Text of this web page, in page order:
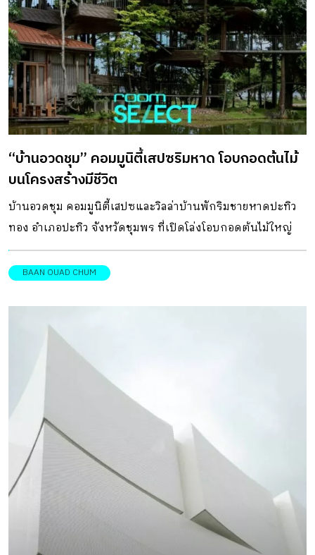
หน้าโครงการช่วยปิดกั้นเสียงรบกวนจากภายนอก เปลี่ยนพื้นที่
ภายในให้กลายเป็นโอเอซิสที่เงียบสงบ เมื่อเข้ามาภายในจะรู้สึก
ถึงการเปลี่ยนผ่านจากความวุ่นวายภายนอกสู่ความสงบด้วยการ
เดินผ่านอุโมงค์ที่ยืดระยะทางเดินตามระยะกำแพงให้ยาวที่สุด
เท่าที่จะทำได้ จากผลของการใช้กำแพงและอุโมงค์คอนกรีต ได้
ช่วยให้ให้พื้นที่ภายในโครงการกลายเป็นเหมือนโอเอซิสตัดขาด
จากเสียงรบกวนทั้งหลาย สร้างความเป็นส่วนตัวได้เกือบร้อย
เปอร์เซ็นต์ ยืดหยุ่นเข้ากับสภาพอากาศและบริบทพื้นที่ ตัว
อาคารรูปทรงโค้งโอบล้อมต้นไม้เดิมในบางช่วง ได้รับการวาง
ผังให้สอดคล้องกับสภาพภูมิประเทศที่เป็นภูเขาหิน โดยตัว
อาคารจะวางตัวอยู่บนชั้นหินและฝังตัวตามความสโลปของพื้นที่
ถูกเรียกว่า “จานน้ำ” และ “จานหญ้า” โดยตั้งใจเปิดโอกาสให้
คู่รักสามารถปรับเปลี่ยนพื้นที่ใช้งานได้อย่างอิสระ ขณะที่ข้างใต้
ของพาวิเลียนทั้งสองหลังที่มีลักษณะเป็นใต้ถุนเปิดโล่ง ได้
กำหนดให้เป็นร้านอาหารและบาร์สำหรับเสิร์ฟแขกที่เข้าพัก
อาคารทั้งสองแพลตฟอร์มดังกล่าว เป็นทางเลือกให้ผู้จัดงาน
สามารถเลือกใช้พื้นที่ได้มู้ดและความเหมาะสมของสภาพอากาศ
ในแต่ละวัน […]
“บ้านอวดชุม” คอมมูนิตี้เสปซริมหาด โอบกอดต้นไม้
บนโครงสร้างมีชีวิต
บ้านอวดชุม คอมมูนิตี้เสปซและวิลล่าบ้านพักริมชายหาดปะทิว
ทอง อำเภอปะทิว จังหวัดชุมพร ที่เปิดโล่งโอบกอดต้นไม้ใหญ่
สร้างแพลตฟอร์มการพบปะของผู้คน เสมือนเป็นบ้านต้นไม้
DESIGNER DIRECTORYออกแบบ: พัชระ วงศ์บุญสิน อภัยวงศ์
ในพื้นที่ของโครงการ เดิมทีเจ้าของมีความตั้งใจให้อาคาร
ทั้งหมดเป็นที่พักแบบวิลล่าริมชายหาดโดยได้เริ่มก่อสร้างไปแล้ว
ส่วนหนึ่ง ก่อนมีการปรับเปลี่ยนรูปแบบการใช้งานใหม่ให้เป็น
พื้นที่สาธารณะของชุมชน ใช้ชื่อ “อวดชุม” ที่มีความหมายตั้งใจ
ให้เป็นพื้นที่อวดของดีของจังหวัดชุมพร โดยเปิดให้เป็นคอมมูนิ
ตี้ขายของจากชุมชน คาเฟ่ และยังมีห้องพักอยู่อีกหนึ่งห้องที่ชั้น
บนสุด ในการเข้ามาออกแบบภายหลังโดยคุณพัชระ วงศ์บุญสิน
อภัยวงศ์ ได้เลือกเปลี่ยนรูปแบบของอาคารเดิมให้เปิดโล่งขึ้น
ด้วยการถอดผนังเดิมออกเพื่อให้อาคารรับมือกับแรงลมริมทะเล
ได้อย่างเต็มที่ และออกแบบให้ต้นไม้ใหญ่ได้เติบโตไปพร้อม
อาคาร ทำหน้าที่เป็นส่วนหนึ่งของโครงสร้างที่รับน้ำหนักอาคาร
BAAN OUAD CHUM